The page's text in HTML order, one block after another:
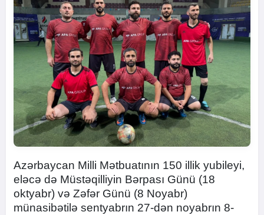
Azərbaycan Milli Mətbuatının 150 illik yubileyi,
eləcə də Müstəqilliyin Bərpası Günü (18
oktyabr) və Zəfər Günü (8 Noyabr)
münasibətilə sentyabrın 27-dən noyabrın 8-